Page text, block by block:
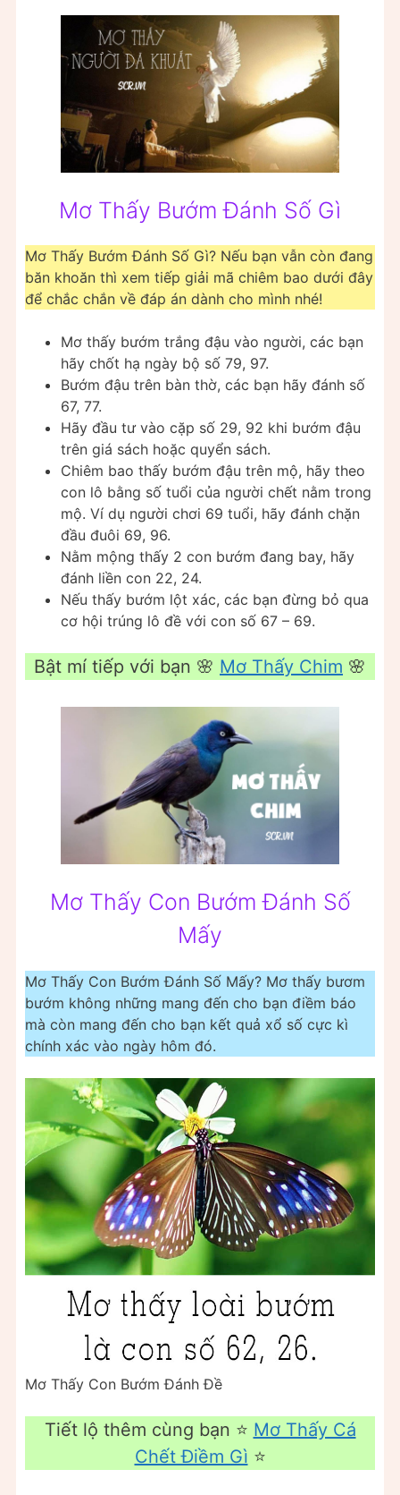
Mơ Thấy Bướm Đánh Số Gì
Mơ Thấy Bướm Đánh Số Gì? Nếu bạn vẫn còn đang
băn khoăn thì xem tiếp giải mã chiêm bao dưới đây
để chắc chắn về đáp án dành cho mình nhé!
Mơ thấy bướm trắng đậu vào người, các bạn
hãy chốt hạ ngày bộ số 79, 97.
Bướm đậu trên bàn thờ, các bạn hãy đánh số
67, 77.
Hãy đầu tư vào cặp số 29, 92 khi bướm đậu
trên giá sách hoặc quyển sách.
Chiêm bao thấy bướm đậu trên mộ, hãy theo
con lô bằng số tuổi của người chết nằm trong
mộ. Ví dụ người chơi 69 tuổi, hãy đánh chặn
đầu đuôi 69, 96.
Nằm mộng thấy 2 con bướm đang bay, hãy
đánh liền con 22, 24.
Nếu thấy bướm lột xác, các bạn đừng bỏ qua
cơ hội trúng lô đề với con số 67 – 69.
Bật mí tiếp với bạn 🌸 Mơ Thấy Chim 🌸
Mơ Thấy Con Bướm Đánh Số
Mấy
Mơ Thấy Con Bướm Đánh Số Mấy? Mơ thấy bươm
bướm không những mang đến cho bạn điềm báo
mà còn mang đến cho bạn kết quả xổ số cực kì
chính xác vào ngày hôm đó.
Mơ Thấy Con Bướm Đánh Đề
Tiết lộ thêm cùng bạn ⭐ Mơ Thấy Cá
Chết Điềm Gì ⭐